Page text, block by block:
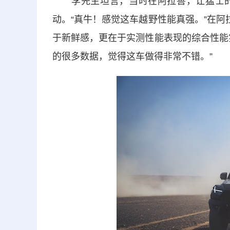
动。“真牛！感觉这车越野性能真强。”在
于新鲜感，更在于实测性能表现的综合性
的很多数据，觉得这车做得非常不错。”